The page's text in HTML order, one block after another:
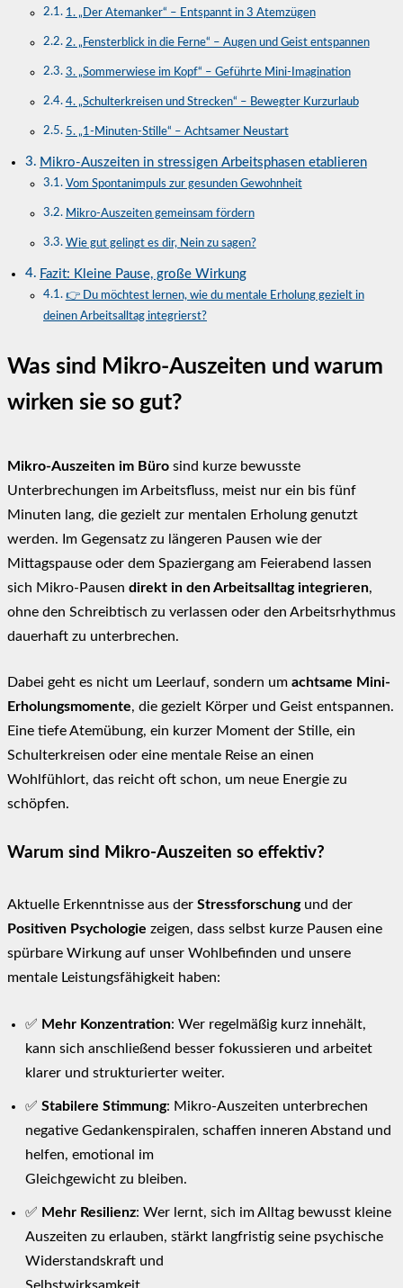
1. „Der Atemanker“ – Entspannt in 3 Atemzügen
2. „Fensterblick in die Ferne“ – Augen und Geist entspannen
3. „Sommerwiese im Kopf“ – Geführte Mini-Imagination
4. „Schulterkreisen und Strecken“ – Bewegter Kurzurlaub
5. „1-Minuten-Stille“ – Achtsamer Neustart
Mikro-Auszeiten in stressigen Arbeitsphasen etablieren
Vom Spontanimpuls zur gesunden Gewohnheit
Mikro-Auszeiten gemeinsam fördern
Wie gut gelingt es dir, Nein zu sagen?
Fazit: Kleine Pause, große Wirkung
👉 Du möchtest lernen, wie du mentale Erholung gezielt in
deinen Arbeitsalltag integrierst?
Was sind Mikro-Auszeiten und warum
wirken sie so gut?
Mikro-Auszeiten im Büro sind kurze bewusste
Unterbrechungen im Arbeitsfluss, meist nur ein bis fünf
Minuten lang, die gezielt zur mentalen Erholung genutzt
werden. Im Gegensatz zu längeren Pausen wie der
Mittagspause oder dem Spaziergang am Feierabend lassen
sich Mikro-Pausen direkt in den Arbeitsalltag integrieren,
ohne den Schreibtisch zu verlassen oder den Arbeitsrhythmus
dauerhaft zu unterbrechen.
Dabei geht es nicht um Leerlauf, sondern um achtsame Mini-
Erholungsmomente, die gezielt Körper und Geist entspannen.
Eine tiefe Atemübung, ein kurzer Moment der Stille, ein
Schulterkreisen oder eine mentale Reise an einen
Wohlfühlort, das reicht oft schon, um neue Energie zu
schöpfen.
Warum sind Mikro-Auszeiten so effektiv?
Aktuelle Erkenntnisse aus der Stressforschungund der
Positiven Psychologie zeigen, dass selbst kurze Pausen eine
spürbare Wirkung auf unser Wohlbefinden und unsere
mentale Leistungsfähigkeit haben:
✅ Mehr Konzentration: Wer regelmäßig kurz innehält,
kann sich anschließend besser fokussieren und arbeitet
klarer und strukturierter weiter.
✅ Stabilere Stimmung: Mikro-Auszeiten unterbrechen
negative Gedankenspiralen, schaffen inneren Abstand und
helfen, emotional im
Gleichgewicht zu bleiben.
✅ Mehr Resilienz: Wer lernt, sich im Alltag bewusst kleine
Auszeiten zu erlauben, stärkt langfristig seine psychische
Widerstandskraft und
Selbstwirksamkeit.